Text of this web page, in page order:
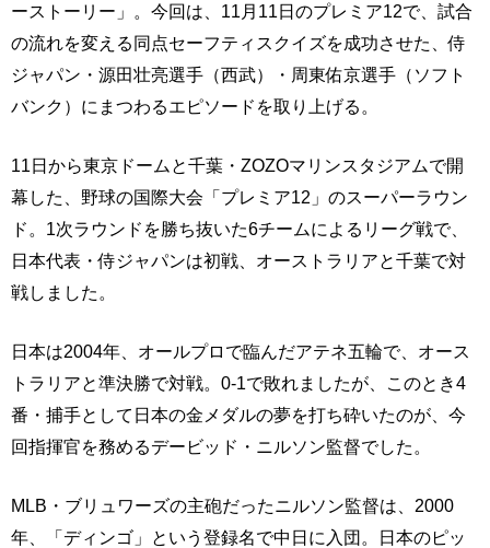
ーストーリー」。今回は、11月11日のプレミア12で、試合
の流れを変える同点セーフティスクイズを成功させた、侍
ジャパン・源田壮亮選手（西武）・周東佑京選手（ソフト
バンク）にまつわるエピソードを取り上げる。
11日から東京ドームと千葉・ZOZOマリンスタジアムで開
幕した、野球の国際大会「プレミア12」のスーパーラウン
ド。1次ラウンドを勝ち抜いた6チームによるリーグ戦で、
日本代表・侍ジャパンは初戦、オーストラリアと千葉で対
戦しました。
日本は2004年、オールプロで臨んだアテネ五輪で、オース
トラリアと準決勝で対戦。0-1で敗れましたが、このとき4
番・捕手として日本の金メダルの夢を打ち砕いたのが、今
回指揮官を務めるデービッド・ニルソン監督でした。
MLB・ブリュワーズの主砲だったニルソン監督は、2000
年、「ディンゴ」という登録名で中日に入団。日本のピッ